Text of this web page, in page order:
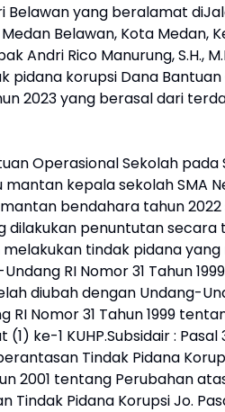
yang beralamat
Belawan, Kota Medan,
Andri Rico Manurung, S.H.,
korupsi Dana
2023 yang berasal dari
Operasional Sekolah pada
kepala sekolah SMA
bendahara tahun 2022
dilakukan penuntutan secara
tindak pidana
RI Nomor 31 Tahun
diubah dengan Undang-
Nomor 31 Tahun 1999
ke-1 KUHP.Subsidair : Pasal
Tindak Pidana
2001 tentang Perubahan
Tindak Pidana Korupsi Jo.